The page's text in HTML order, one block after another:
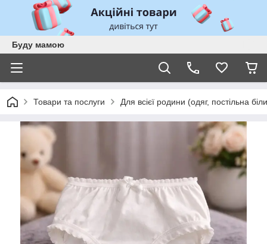
Буду мамою
Товари та послуги Для всієї родини (одяг, постільна